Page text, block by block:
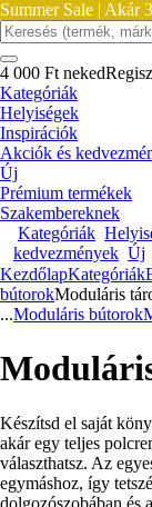
Summer Sale | Akár
4 000 Ft neked
Kategóriák
Helyiségek
Inspirációk
Akciók és
Új
Prémium termékek
Szakembereknek
Kategóriák
kedvezmények Új
KezdőlapKategóriák
bútorokModuláris
...Moduláris bútorok
Készítsd el saját
akár egy teljes
választhatsz. Az
egymáshoz, így
dolgozószobában és